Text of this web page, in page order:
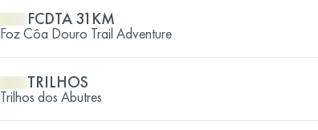
FCDTA 31KM
Foz Côa Douro Trail Adventure
TRILHOS
Trilhos dos Abutres